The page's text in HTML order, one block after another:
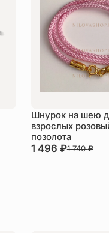
Шнурок на шею
взрослых
позолота
1 496 ₽1 740₽